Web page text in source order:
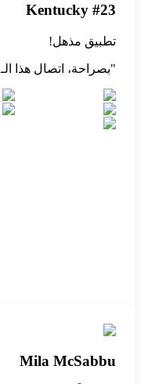
Kentucky #23
تطبيق مذهل!
"بصراحة، اتصال هذا الـ VPN مستقر وممتاز جداً!
Mila McSabbu